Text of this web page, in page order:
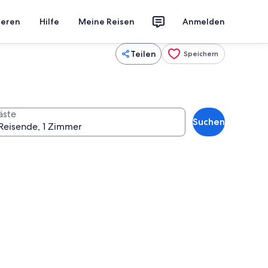
Hilfe Meine Reisen Anmelden
Teilen Speichern
Suchen